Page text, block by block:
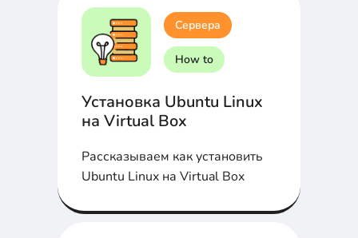
Сервера
How to
Установка Ubuntu Linux
на Virtual Box
Рассказываем как установить
Ubuntu Linux на Virtual Box